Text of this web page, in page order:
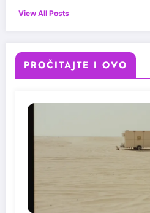
View All Posts
PROČITAJTE I OVO